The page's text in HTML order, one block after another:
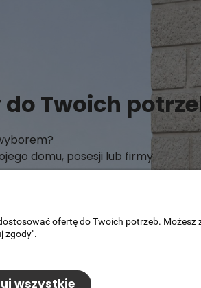
Twoich
domu, posesji lub firmy.
ofertę do Twoich potrzeb.
zgody".
wszystkie